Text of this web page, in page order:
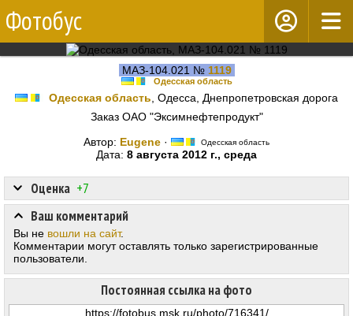
Фотобус
МАЗ-104.021 № 1119
Одесская область
Одесская область , Одесса, Днепропетровская дорога
Заказ ОАО "Эксимнефтепродукт"
Автор: Eugene · Одесская область
Дата: 8 августа 2012 г., среда
Оценка +7
Постоянная ссылка на фото
Ваш комментарий
Вы не вошли на сайт.
Комментарии могут оставлять только зарегистрированные
пользователи.